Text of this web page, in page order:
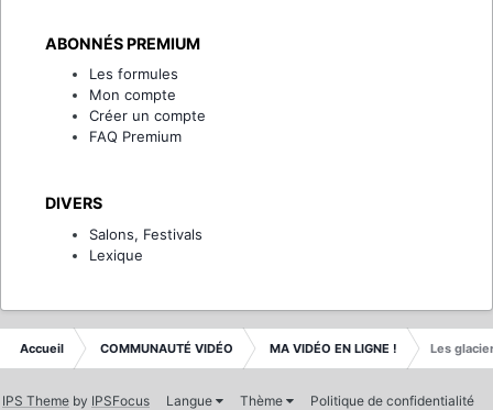
ABONNÉS PREMIUM
Les formules
Mon compte
Créer un compte
FAQ Premium
DIVERS
Salons, Festivals
Lexique
Accueil COMMUNAUTÉ VIDÉO MA VIDÉO EN LIGNE ! Les
IPS Theme by IPSFocus Langue Thème Politique de confidentialité